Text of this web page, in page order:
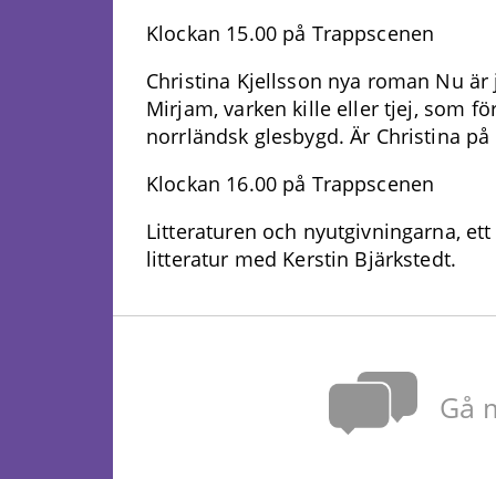
Klockan 15.00 på Trappscenen
Christina Kjellsson nya roman Nu
Mirjam, varken kille eller tjej, som
norrländsk glesbygd. Är Christina på
Klockan 16.00 på Trappscenen
Litteraturen och nyutgivningarna,
litteratur med Kerstin Bjärkstedt.
Gå